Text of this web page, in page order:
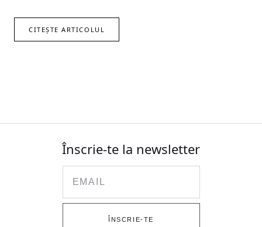
CITEȘTE ARTICOLUL
Înscrie-te la newsletter
ÎNSCRIE-TE